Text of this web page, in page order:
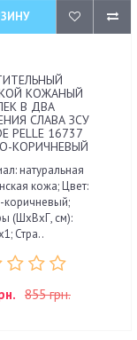
КОЖАНЫЙ
В ДВА
СЛАВА ЗСУ
PELLE 16737
КОРИЧНЕВЫЙ
натуральная
кожа; Цвет:
коричневый;
(ШхВхГ, см):
Стра..
855 грн.